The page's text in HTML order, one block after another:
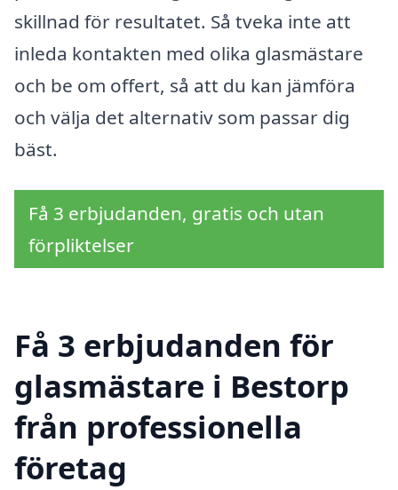
skillnad för resultatet. Så tveka inte att
inleda kontakten med olika glasmästare
och be om offert, så att du kan jämföra
och välja det alternativ som passar dig
bäst.
Få 3 erbjudanden, gratis och utan
förpliktelser
Få 3 erbjudanden för
glasmästare i Bestorp
från professionella
företag